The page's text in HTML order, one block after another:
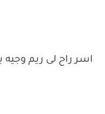
اسر راح لى ريم